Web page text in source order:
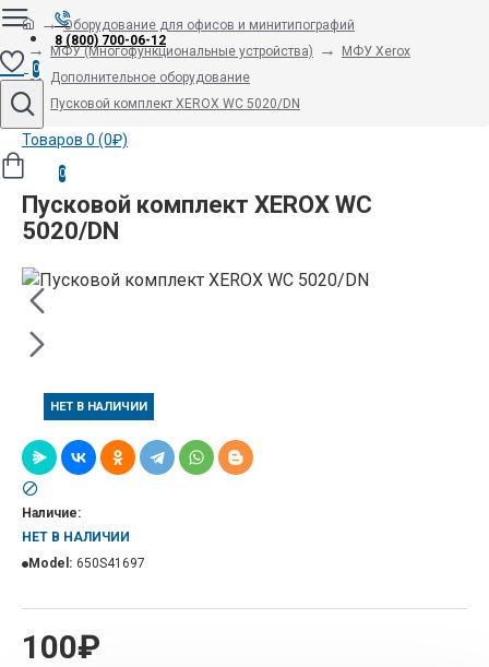
8 (800) 700-06-12
0
Товаров 0 (0₽)
0
Оборудование для офисов и минитипографий
МФУ (Многофункциональные устройства)
МФУ Xerox
Дополнительное оборудование
Пусковой комплект XEROX WC 5020/DN
Пусковой комплект XEROX WC
5020/DN
НЕТ В НАЛИЧИИ
100₽
Наличие:
НЕТ В НАЛИЧИИ
Model: 650S41697